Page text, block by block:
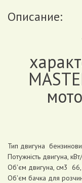
Описание:
Тип двигуна
Потужність двигуна,
Об'єм двигуна, см3
Об'єм бачка для